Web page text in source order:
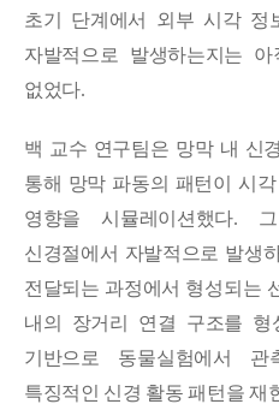
초기 단계에서 외부 시각 정
자발적으로 발생하는지는
없었다.
백 교수 연구팀은 망막 내 신
통해 망막 파동의 패턴이 시
영향을 시뮬레이션했다.
신경절에서 자발적으로 발생
전달되는 과정에서 형성되는
내의 장거리 연결 구조를 형
기반으로 동물실험에서
특징적인 신경 활동 패턴을 재